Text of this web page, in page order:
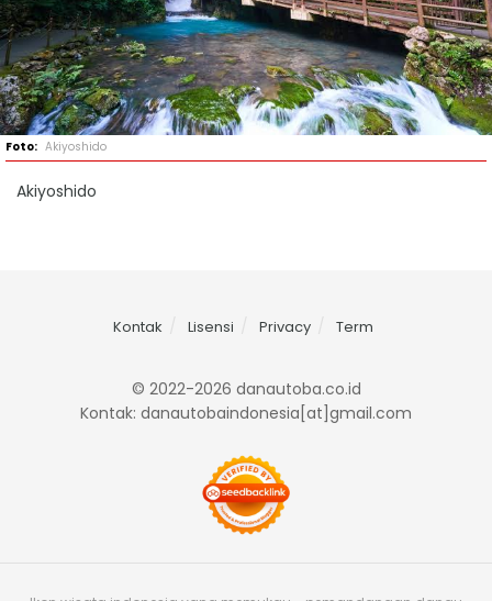
Akiyoshido
Akiyoshido
Kontak Lisensi Privacy Term
© 2022-2026 danautoba.co.id
Kontak: danautobaindonesia[at]gmail.com